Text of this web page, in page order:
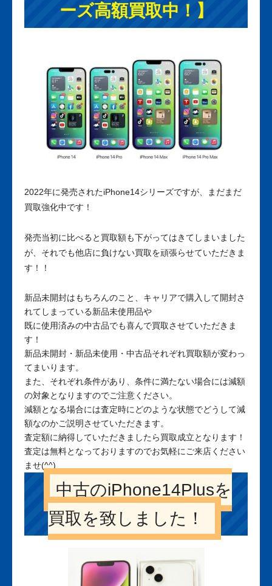
ーズ高額買取中！】
2022年に発売されたiPhone14シリーズですが、まだまだ
買取強化中です！
発売当初に比べると買取額も下がってはきてしまいました
が、それでも他店に負けない買取を頑張らせていただきま
す！！
新品未開封はもちろんのこと、キャリアで購入して開封さ
れてしまっている新品未使用品や
既に使用済みの中古品でも喜んで買取させていただきま
す！
新品未開封・新品未使用・中古品それぞれ買取額が変わっ
てまいります。
また、それぞれ条件があり、条件に満たない場合には減額
の対象となりますのでご注意ください。
減額となる場合には査定時にどのような状態でどうして減
額なのかご説明させていただきます。
査定額に納得していただきましたら買取成立となります！
査定は無料となっておりますのでお気軽にご来店ください
ませ(^^)
中古のiPhone14Plusを
買取を致しました！